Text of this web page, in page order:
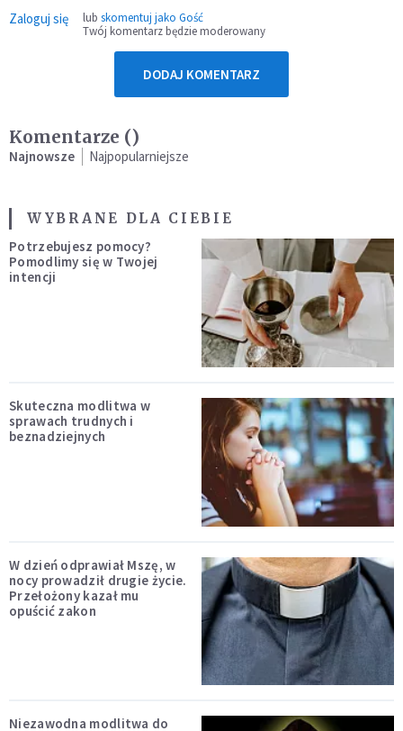
Zaloguj się lub skomentuj jako Gość
Twój komentarz będzie moderowany
DODAJ KOMENTARZ
Komentarze ()
Najnowsze Najpopularniejsze
WYBRANE DLA CIEBIE
Potrzebujesz pomocy?
Pomodlimy się w Twojej
intencji
Skuteczna modlitwa w
sprawach trudnych i
beznadziejnych
W dzień odprawiał Mszę, w
nocy prowadził drugie życie.
Przełożony kazał mu
opuścić zakon
Niezawodna modlitwa do